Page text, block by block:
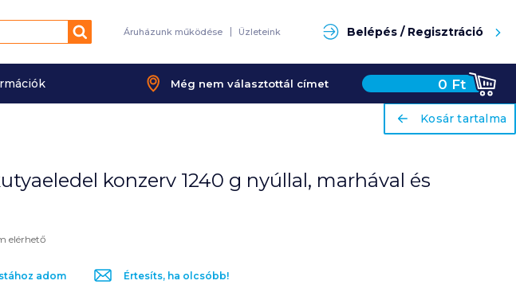
Keresés Áruházunk működése Üzleteink Belépés / Regisztráció
Még nem választottál címet 0 Ft
ariaLabel
Kosár tartalma
konzerv 1240 g nyúllal, marhával és
elérhető
adom Értesíts, ha olcsóbb!